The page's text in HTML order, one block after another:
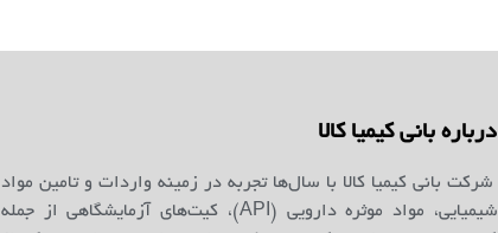
درباره بانی کیمیا کالا
شرکت بانی کیمیا کالا با سال‌ها تجربه در زمینه واردات و تامین مواد
شیمیایی، مواد موثره دارویی (API)، کیت‌های آزمایشگاهی از جمله